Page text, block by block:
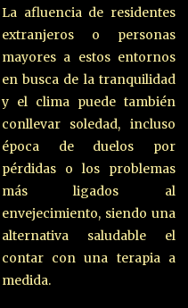
La afluencia de residentes
extranjeros o personas
mayores a estos entornos
en busca de la tranquilidad
y el clima puede también
conllevar soledad, incluso
época de duelos por
pérdidas o los problemas
más ligados al
envejecimiento, siendo una
alternativa saludable el
contar con una terapia a
medida.